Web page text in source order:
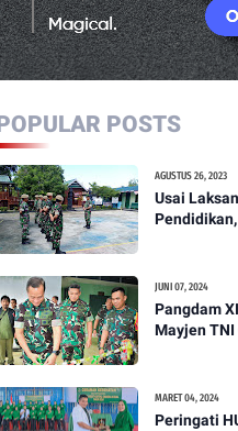
POSTS
AGUSTUS 26, 2023
Usai
Pendidikan,
Ikuti Apel
JUNI 07, 2024
Pangdam
Mayjen TNI
MARET 04, 2024
Peringati